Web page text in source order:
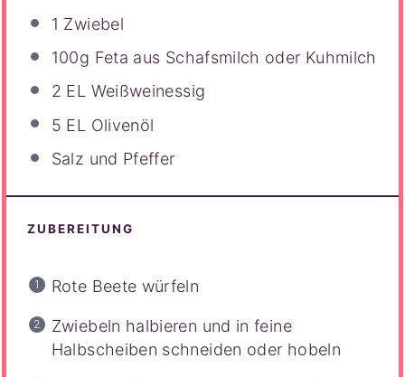
1 Zwiebel
100g Feta aus Schafsmilch oder Kuhmilch
2 EL Weißweinessig
5 EL Olivenöl
Salz und Pfeffer
ZUBEREITUNG
Rote Beete würfeln
Zwiebeln halbieren und in feine
Halbscheiben schneiden oder hobeln